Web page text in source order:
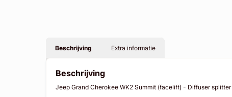
Beschrijving Extra informatie
Beschrijving
Jeep Grand Cherokee WK2 Summit (facelift) - Diffuser splitter